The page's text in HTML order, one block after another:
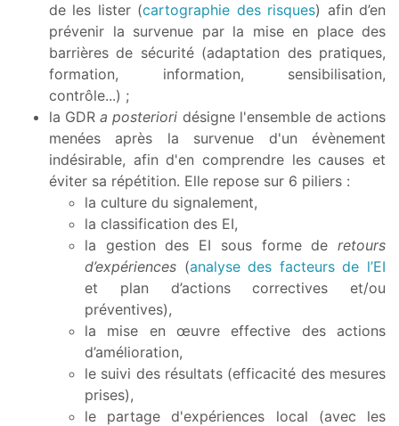
de les lister (cartographie des risques) afin d’en
prévenir la survenue par la mise en place des
barrières de sécurité (adaptation des pratiques,
formation, information, sensibilisation,
contrôle...) ;
la GDRa posteriori désigne l'ensemble de actions
menées après la survenue d'un évènement
indésirable, afin d'en comprendre les causes et
éviter sa répétition. Elle repose sur 6 piliers :
la culture du signalement,
la classification des EI,
la gestion des EI sous forme de retours
d’expériences (analyse des facteurs de l’EI
et plan d’actions correctives et/ou
préventives),
la mise en œuvre effective des actions
d’amélioration,
le suivi des résultats (efficacité des mesures
prises),
le partage d'expériences local (avec les